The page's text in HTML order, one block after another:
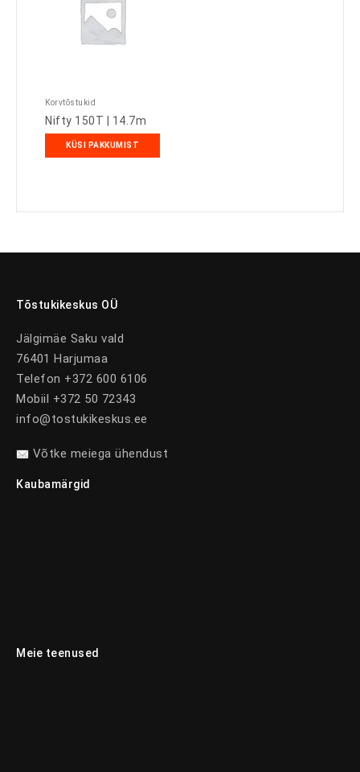
Korvtõstukid
Nifty 150T | 14.7m
KÜSI PAKKUMIST
Tõstukikeskus OÜ
Jälgimäe Saku vald
76401 Harjumaa
Telefon +372 600 6106
Mobiil +372 50 72343
info@tostukikeskus.ee
Võtke meiega ühendust
Kaubamärgid
Meie teenused